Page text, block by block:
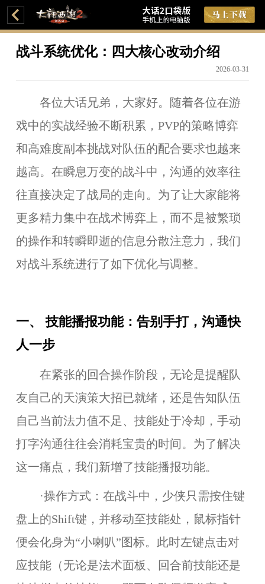
战斗系统优化：四大核心改动介绍
2026-03-31
各位大话兄弟，大家好。随着各位在游
戏中的实战经验不断积累，PVP的策略博弈
和高难度副本挑战对队伍的配合要求也越来
越高。在瞬息万变的战斗中，沟通的效率往
往直接决定了战局的走向。为了让大家能将
更多精力集中在战术博弈上，而不是被繁琐
的操作和转瞬即逝的信息分散注意力，我们
对战斗系统进行了如下优化与调整。
一、 技能播报功能：告别手打，沟通快
人一步
在紧张的回合操作阶段，无论是提醒队
友自己的天演策大招已就绪，还是告知队伍
自己当前法力值不足、技能处于冷却，手动
打字沟通往往会消耗宝贵的时间。为了解决
这一痛点，我们新增了技能播报功能。
·操作方式：在战斗中，少侠只需按住键
盘上的Shift键，并移动至技能处，鼠标指针
便会化身为“小喇叭”图标。此时左键点击对
应技能（无论是法术面板、回合前技能还是